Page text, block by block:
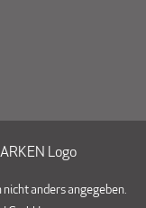
anders angegeben.